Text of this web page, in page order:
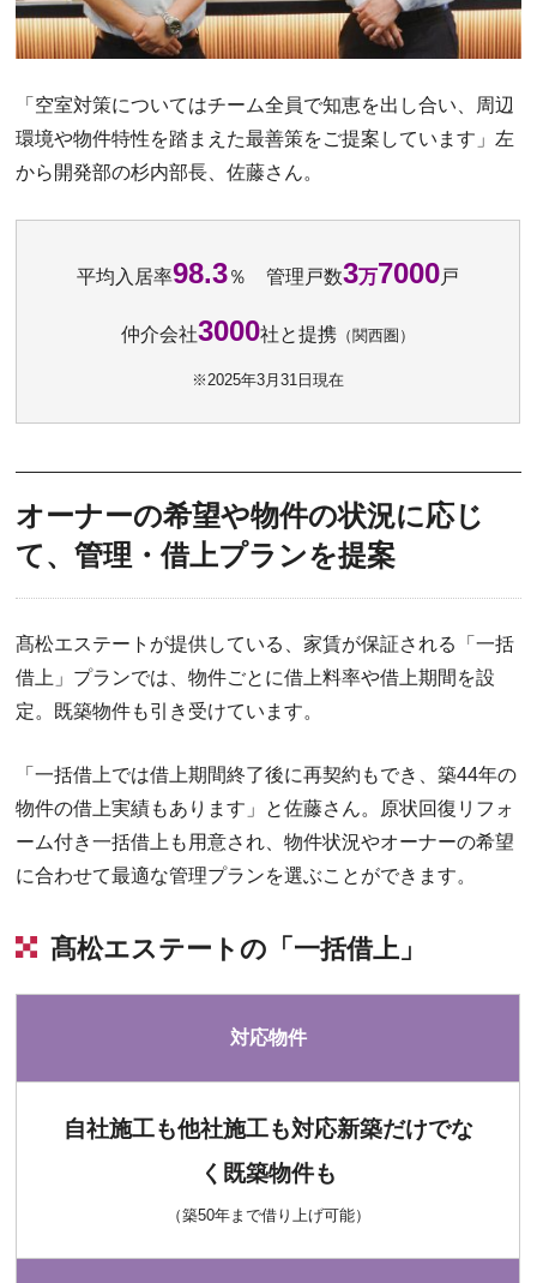
「空室対策についてはチーム全員で知恵を出し合い、周辺
環境や物件特性を踏まえた最善策をご提案しています」左
から開発部の杉内部長、佐藤さん。
平均入居率98.3％ 管理戸数3万7000戸
仲介会社3000社と提携 （関西圏）
※2025年3月31日現在
オーナーの希望や物件の状況に応じ
て、管理・借上プランを提案
髙松エステートが提供している、家賃が保証される「一括
借上」プランでは、物件ごとに借上料率や借上期間を設
定。既築物件も引き受けています。
「一括借上では借上期間終了後に再契約もでき、築44年の
物件の借上実績もあります」と佐藤さん。原状回復リフォ
ーム付き一括借上も用意され、物件状況やオーナーの希望
に合わせて最適な管理プランを選ぶことができます。
髙松エステートの「一括借上」
対応物件
自社施工も他社施工も対応新築だけでな
く既築物件も
（築50年まで借り上げ可能）